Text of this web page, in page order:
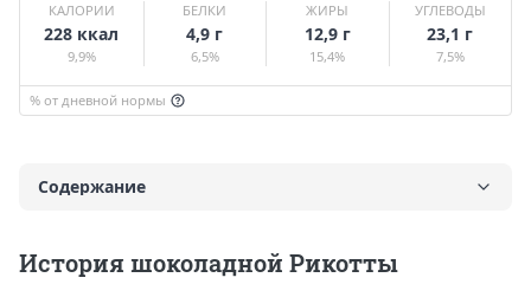
КАЛОРИИ
228 ккал
9,9%
БЕЛКИ
4,9 г
6,5%
ЖИРЫ
12,9 г
15,4%
УГЛЕВОДЫ
23,1 г
7,5%
% от дневной нормы
Содержание
Вкус и калорийность шоколадкой Рикотты
История шоколадной Рикотты